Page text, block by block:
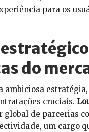
para os
do
ambiciosa
cruciais.
global de parcerias
um cargo